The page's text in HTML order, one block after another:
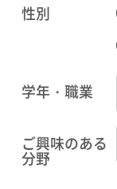
性別
学年・職業
ご興味のある
分野